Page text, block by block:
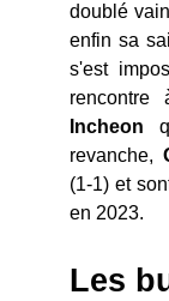
doublé
enfin sa
s'est
Incheon
revanche,
(1-1) et
en 2023.
Les